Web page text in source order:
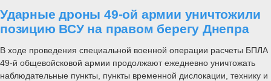
Ударные дроны 49-ой армии уничтожили
позицию ВСУ на правом берегу Днепра
В ходе проведения специальной военной операции расчеты БПЛА
49-й общевойсковой армии продолжают ежедневно уничтожать
наблюдательные пункты, пункты временной дислокации, технику и